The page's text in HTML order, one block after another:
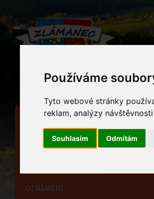
Používáme
Tyto webové stránky
reklam, analýzy
Souhlasím Odmítám
HLAVNÍ STRÁNKA
OBECNÍ ÚŘAD
INFORMAČNÍ CENTRUM
OZNÁMENÍ